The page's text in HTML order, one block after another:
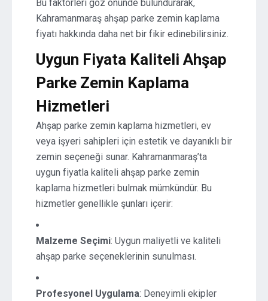
Bu faktörleri göz önünde bulundurarak,
Kahramanmaraş ahşap parke zemin kaplama
fiyatı hakkında daha net bir fikir edinebilirsiniz.
Uygun Fiyata Kaliteli Ahşap
Parke Zemin Kaplama
Hizmetleri
Ahşap parke zemin kaplama hizmetleri, ev
veya işyeri sahipleri için estetik ve dayanıklı bir
zemin seçeneği sunar. Kahramanmaraş’ta
uygun fiyatla kaliteli ahşap parke zemin
kaplama hizmetleri bulmak mümkündür. Bu
hizmetler genellikle şunları içerir:
Malzeme Seçimi: Uygun maliyetli ve kaliteli
ahşap parke seçeneklerinin sunulması.
Profesyonel Uygulama: Deneyimli ekipler